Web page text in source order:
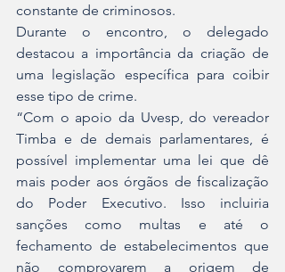
constante de criminosos.
Durante o encontro, o delegado
destacou a importância da criação de
uma legislação específica para coibir
esse tipo de crime.
“Com o apoio da Uvesp, do vereador
Timba e de demais parlamentares, é
possível implementar uma lei que dê
mais poder aos órgãos de fiscalização
do Poder Executivo. Isso incluiria
sanções como multas e até o
fechamento de estabelecimentos que
não comprovarem a origem de